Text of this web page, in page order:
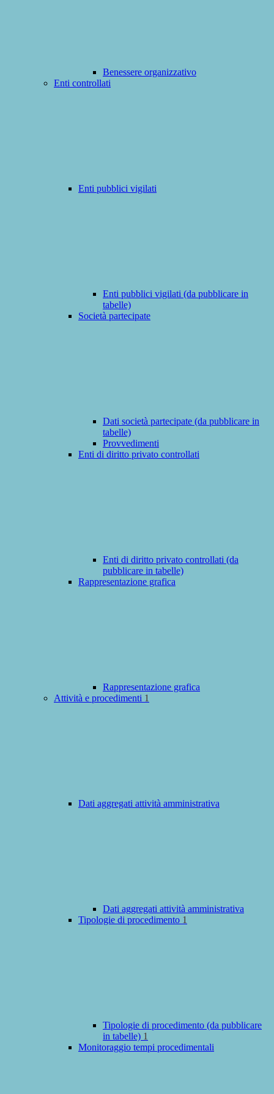
Benessere organizzativo
Enti controllati
Enti pubblici vigilati
Enti pubblici vigilati (da pubblicare in
tabelle)
Società partecipate
Dati società partecipate (da pubblicare in
tabelle)
Provvedimenti
Enti di diritto privato controllati
Enti di diritto privato controllati (da
pubblicare in tabelle)
Rappresentazione grafica
Rappresentazione grafica
Attività e procedimenti 1
Dati aggregati attività amministrativa
Dati aggregati attività amministrativa
Tipologie di procedimento 1
Tipologie di procedimento (da pubblicare
in tabelle) 1
Monitoraggio tempi procedimentali